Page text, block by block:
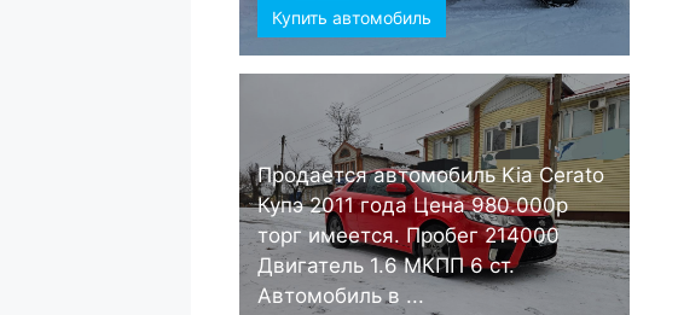
Купить автомобиль
Продается автомобиль Kia Cerato
Купэ 2011 года Цена 980.000р
торг имеется. Пробег 214000
Двигатель 1.6 МКПП 6 ст.
Автомобиль в ...